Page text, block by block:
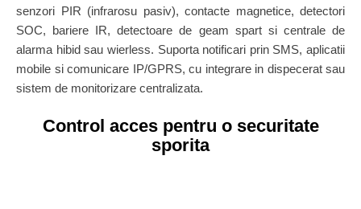
senzori PIR (infrarosu pasiv), contacte magnetice, detectori
SOC, bariere IR, detectoare de geam spart si centrale de
alarma hibid sau wierless. Suporta notificari prin SMS, aplicatii
mobile si comunicare IP/GPRS, cu integrare in dispecerat sau
sistem de monitorizare centralizata.
Control acces pentru o securitate
sporita